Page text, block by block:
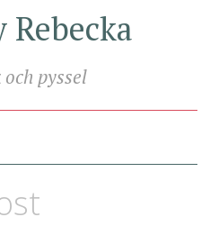
Rebecka
pyssel